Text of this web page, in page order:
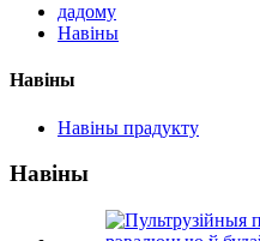
дадому
Навіны
Навіны
Навіны прадукту
Навіны